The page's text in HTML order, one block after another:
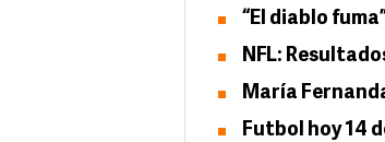
“El diablo
NFL:
María
Futbol hoy 14